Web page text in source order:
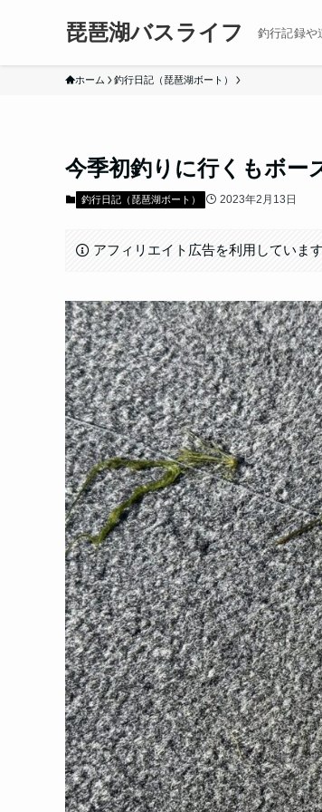
琵琶湖バスライフ 釣行記録や
ホーム 釣行日記（琵琶湖ボート）
今季初釣りに行くもボー
釣行日記（琵琶湖ボート） 2023年2月13日
アフィリエイト広告を利用しています